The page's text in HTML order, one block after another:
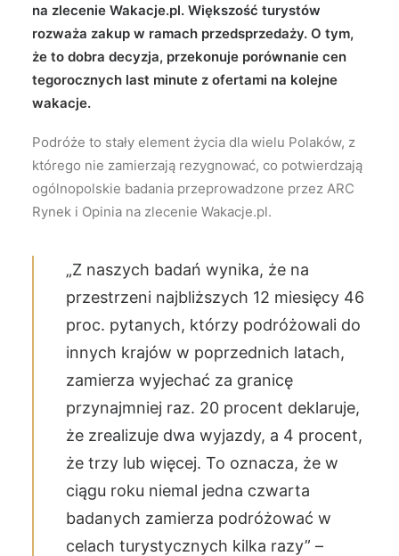
na zlecenie Wakacje.pl. Większość turystów
rozważa zakup w ramach przedsprzedaży. O tym,
że to dobra decyzja, przekonuje porównanie cen
tegorocznych last minute z ofertami na kolejne
wakacje.
Podróże to stały element życia dla wielu Polaków, z
którego nie zamierzają rezygnować, co potwierdzają
ogólnopolskie badania przeprowadzone przez ARC
Rynek i Opinia na zlecenie Wakacje.pl.
„Z naszych badań wynika, że na
przestrzeni najbliższych 12 miesięcy 46
proc. pytanych, którzy podróżowali do
innych krajów w poprzednich latach,
zamierza wyjechać za granicę
przynajmniej raz. 20 procent deklaruje,
że zrealizuje dwa wyjazdy, a 4 procent,
że trzy lub więcej. To oznacza, że w
ciągu roku niemal jedna czwarta
badanych zamierza podróżować w
celach turystycznych kilka razy” –